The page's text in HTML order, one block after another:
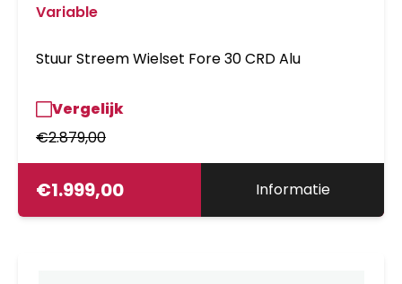
Variable
Stuur Streem Wielset Fore 30 CRD Alu
Vergelijk
€2.879,00
€1.999,00 Informatie